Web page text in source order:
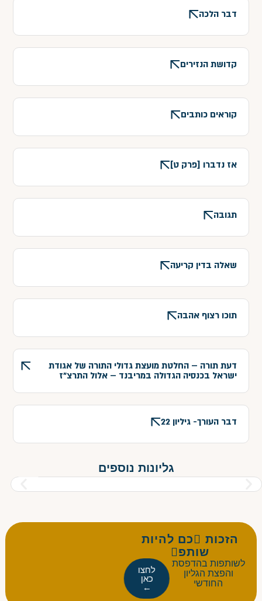
דבר הלכה
קדושת הנזירים
קוראים כותבים
אז נדברו [פרק ט]
תגובה
שאלה בדין קריעה
תוכו רצוף אהבה
דעת תורה – החלטת מועצת גדולי התורה של אגודת
ישראל בכנסיה הגדולה במריבנד – אלול התרצ"ז
דבר העורך- גיליון 22
גליונות נוספים
הזכות כם להיות
שותפ
לשותפות בהדפסת
והפצת הגליון
החודשי
לחצו
כאן
←